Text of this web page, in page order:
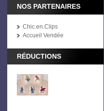
NOS PARTENAIRES
Chic.en.Clips
Accueil Vendée
RÉDUCTIONS